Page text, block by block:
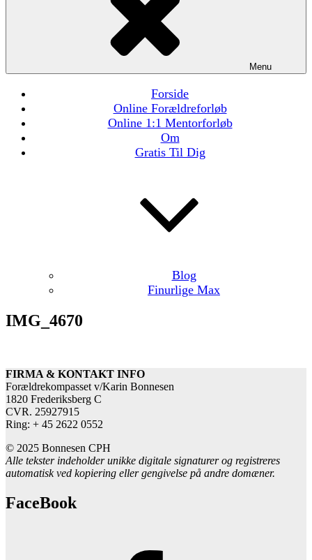
Menu
Forside
Online Forældreforløb
Online 1:1 Mentorforløb
Om
Gratis Til Dig
Blog
Finurlige Max
IMG_4670
FIRMA & KONTAKT INFO
Forældrekompasset v/Karin Bonnesen
1820 Frederiksberg C
CVR. 25927915
Ring: + 45 2622 0552
© 2025 Bonnesen CPH
Alle tekster indeholder unikke digitale signaturer og registreres
automatisk ved kopiering eller gengivelse på andre domæner.
FaceBook